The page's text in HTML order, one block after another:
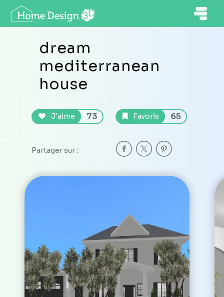
dream
mediterranean
house
J'aime 73 Favoris 65
Partager sur :